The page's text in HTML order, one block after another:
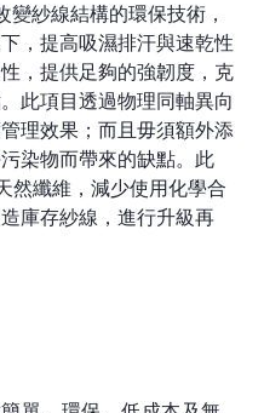
紗線結構的環保技術，
，提高吸濕排汗與速乾性
，提供足夠的強韌度，克
此項目透過物理同軸異向
理效果；而且毋須額外添
染物而帶來的缺點。此
然纖維，減少使用化學合
庫存紗線，進行升級再